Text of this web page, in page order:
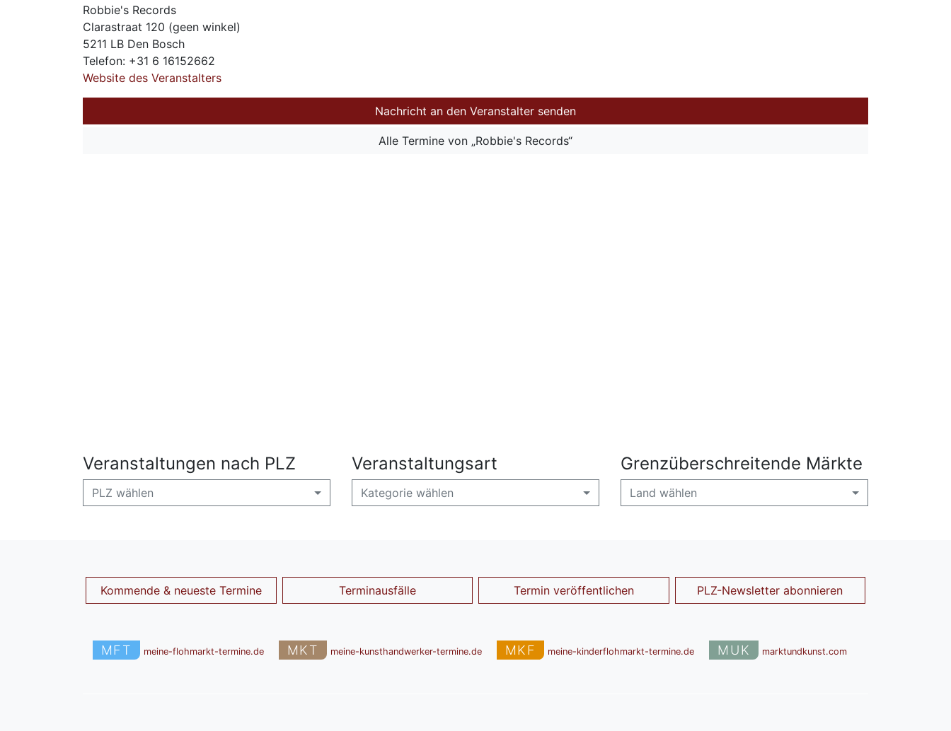
Robbie's Records
Clarastraat 120 (geen winkel)
5211 LB Den Bosch
Telefon: +31 6 16152662
Website des Veranstalters
Nachricht an den Veranstalter senden
Alle Termine von „Robbie's Records“
Veranstaltungen nach PLZ
PLZ wählen
Veranstaltungsart
Kategorie wählen
Grenzüberschreitende Märkte
Land wählen
Kommende & neueste Termine Terminausfälle Termin veröffentlichen PLZ-Newsletter abonnieren
MFT meine-flohmarkt-termine.de MKT meine-kunsthandwerker-termine.de MKF meine-kinderflohmarkt-termine.de MUK marktundkunst.com